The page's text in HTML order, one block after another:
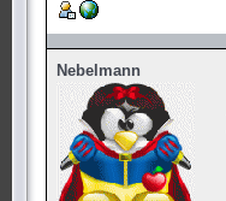
Nebelmann